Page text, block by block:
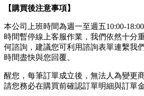
【購買後注意事項】
本公司上班時間為週一至週五10:00-
時間暫停線上客服作業，我們依然十分
何諮詢，建議您可利用諮詢表單連繫我
時間盡快與您回覆。
醒您，每筆訂單成立後，無法人為變更
請您務必在購買前確認訂單明細與訂單金